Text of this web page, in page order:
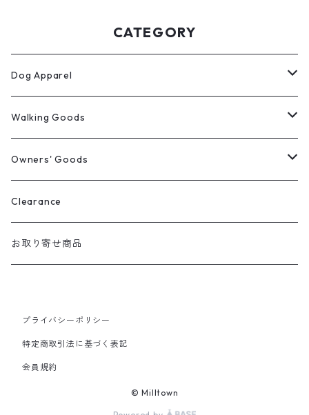
CATEGORY
Dog Apparel
ウィンターコート
レインウェア
パーカー
Tシャツ
Walking Goods
リード・首輪・ハーネス
Milltown
Mendota
マナー袋用ケース
マナー袋用ケース
おやつ入れ
Owners' Goods
トートバッグ
Tシャツ
2 Way おやつケース
Cap
Clearance
お取り寄せ商品
プライバシーポリシー
特定商取引法に基づく表記
会員規約
© Milltown